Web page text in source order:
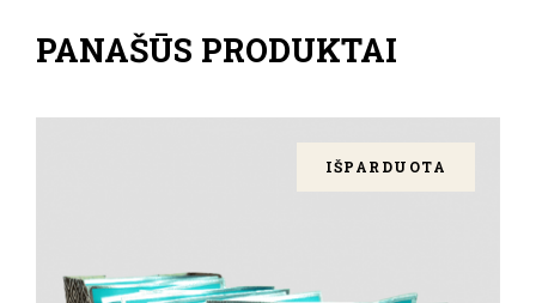
PANAŠŪS PRODUKTAI
IŠPARDUOTA